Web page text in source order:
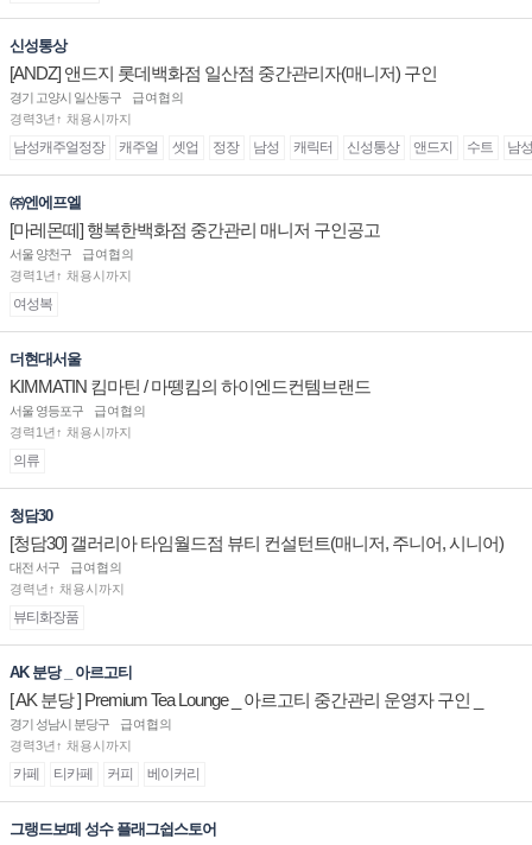
신성통상
[ANDZ] 앤드지 롯데백화점 일산점 중간관리자(매니저) 구인
경기 고양시 일산동구
급여협의
경력3년↑ 채용시까지
남성캐주얼정장 캐주얼 셋업 정장 남성 캐릭터 신성통상 앤드지 수트 남
㈜엔에프엘
[마레몬떼] 행복한백화점 중간관리 매니저 구인공고
서울 양천구
급여협의
경력1년↑ 채용시까지
여성복
더현대서울
KIMMATIN 킴마틴 / 마뗑킴의 하이엔드컨템브랜드
서울 영등포구
급여협의
경력1년↑ 채용시까지
의류
청담30
[청담30] 갤러리아 타임월드점 뷰티 컨설턴트(매니저, 주니어, 시니어)
채용
대전 서구
급여협의
경력년↑ 채용시까지
뷰티화장품
AK 분당 _ 아르고티
[ AK 분당 ] Premium Tea Lounge _ 아르고티 중간관리 운영자 구인 _
경기 성남시 분당구
급여협의
경력3년↑ 채용시까지
카페 티카페 커피 베이커리
그랭드보떼 성수 플래그쉽스토어